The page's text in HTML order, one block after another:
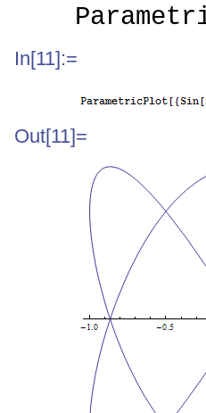
In[11]:=
Out[11]=